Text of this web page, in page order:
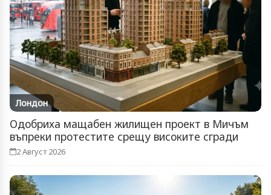
Лондон
Одобриха мащабен жилищен проект в Мичъм
въпреки протестите срещу високите сгради
2 Август 2026